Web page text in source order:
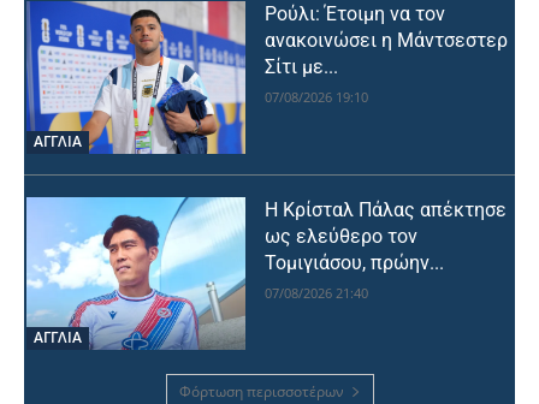
ΑΓΓΛΙΑ
Ρούλι: Έτοιμη να τον
ανακοινώσει η Μάντσεστερ
Σίτι με...
07/08/2026 19:10
ΑΓΓΛΙΑ
Η Κρίσταλ Πάλας απέκτησε
ως ελεύθερο τον
Τομιγιάσου, πρώην...
07/08/2026 21:40
Φόρτωση περισσοτέρων